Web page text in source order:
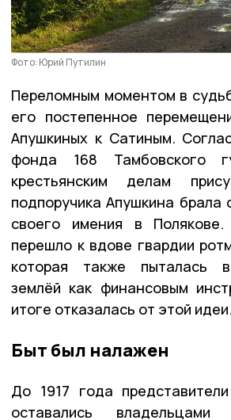
Фото: Юрий Путилин
Переломным моментом в
его постепенное
Апушкиных к Сатиным.
фонда 168 Тамбовского
крестьянским делам
подпоручика Апушкина брала
своего имения в
перешло к вдове гвардии
которая также пыталась
землёй как финансовым
итоге отказалась от этой идеи.
Быт был налажен
До 1917 года
оставались